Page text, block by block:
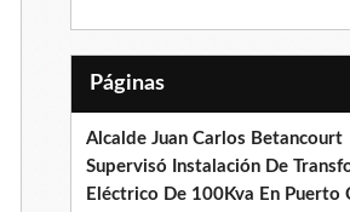
Páginas
Alcalde Juan Carlos Betancourt
Supervisó Instalación De
Eléctrico De 100Kva En Puerto